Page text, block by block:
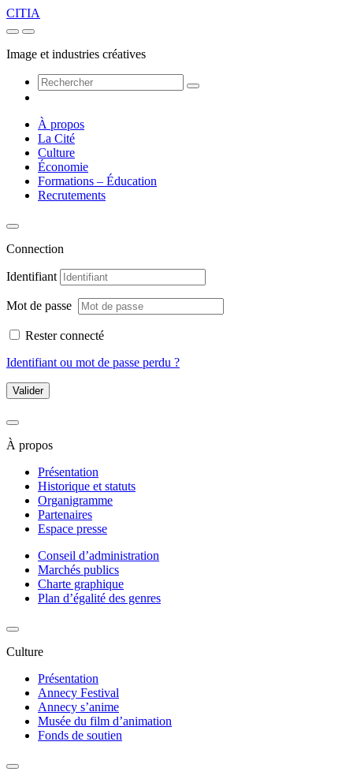
CITIA
Image et industries créatives
À propos
La Cité
Culture
Économie
Formations – Éducation
Recrutements
Connection
Identifiant
Mot de passe
Rester connecté
Identifiant ou mot de passe perdu ?
Valider
À propos
Présentation
Historique et statuts
Organigramme
Partenaires
Espace presse
Conseil d’administration
Marchés publics
Charte graphique
Plan d’égalité des genres
Culture
Présentation
Annecy Festival
Annecy s’anime
Musée du film d’animation
Fonds de soutien